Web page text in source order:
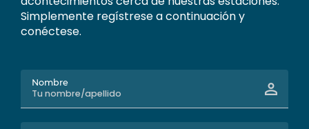
Simplemente regístrese a continuación y
conéctese.
Nombre